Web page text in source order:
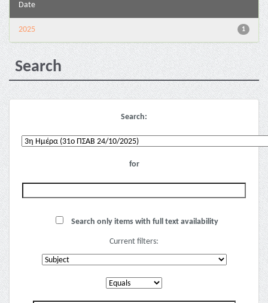
Date
1
2025
Search
Search:
for
Search only items with full text availability
Current filters: